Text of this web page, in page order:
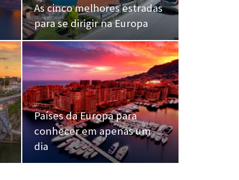
As cinco melhores estradas
para se dirigir na Europa
Países da Europa para
conhecer em apenas um
dia